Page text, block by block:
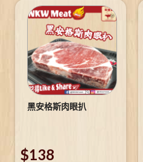
黑安格斯肉眼扒
$138